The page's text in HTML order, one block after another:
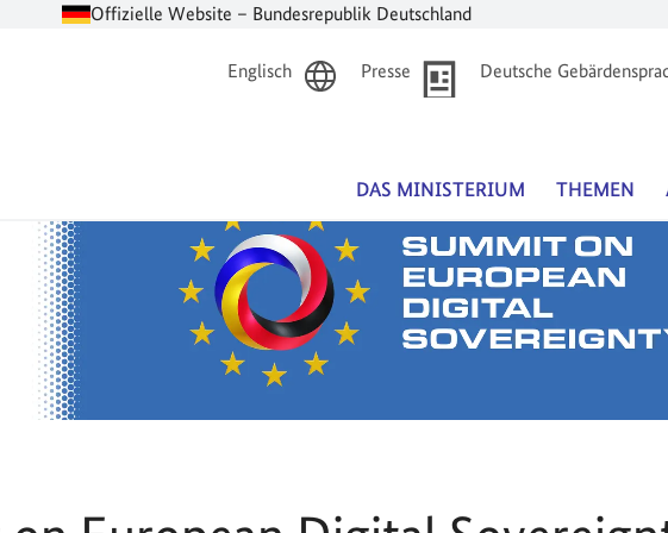
Offizielle Website – Bundesrepublik Deutschland
Englisch Presse Deutsche
DAS MINISTERIUM THEMEN